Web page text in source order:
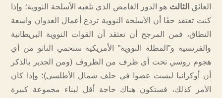
العائق الثالث هو الدور الغامض الذي تلعبه الأسلحة النووية؛ وإذا
كنت تعتقد حقًا أن الأسلحة النووية تردع أعمال العدوان واسعة
النطاق، فمن المرجح أن تعتقد أن القوات النووية البريطانية
والفرنسية و”المظلة النووية” الأمريكية ستحمي الناتو من أي
هجوم روسي تحت أي ظرف من الظروف (ومن الجدير بالذكر
أن أوكرانيا ليست عضوا في حلف شمال الأطلسي)؛ وإذا كان
الأمر كذلك، فستكون هناك حاجة أقل لبناء مجموعة كبيرة